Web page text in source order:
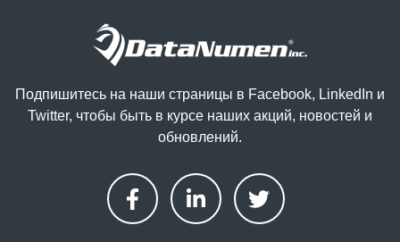
Подпишитесь на наши страницы в Facebook, LinkedIn и
Twitter, чтобы быть в курсе наших акций, новостей и
обновлений.